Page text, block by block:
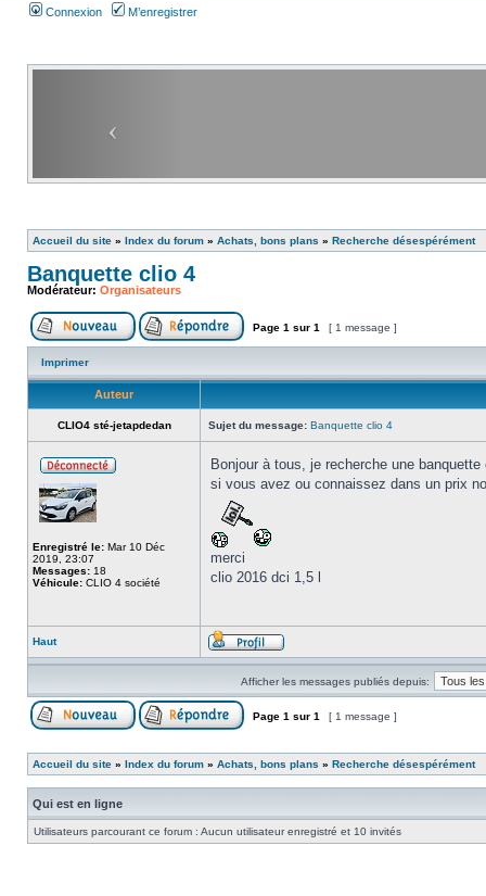
Connexion M’enregistrer
Accueil du site » Index du forum » Achats, bons plans » Recherche désespérément
Banquette clio 4
Modérateur: Organisateurs
Page 1 sur 1 [ 1 message ]
Imprimer
Auteur
CLIO4 sté-jetapdedan Sujet du message: Banquette clio 4
Enregistré le: Mar 10 Déc
2019, 23:07
Messages: 18
Véhicule: CLIO 4 société
Bonjour à tous, je recherche une
si vous avez ou connaissez dans un prix
merci
clio 2016 dci 1,5 l
Haut
Afficher les messages publiés depuis:
Page 1 sur 1 [ 1 message ]
Accueil du site » Index du forum » Achats, bons plans » Recherche désespérément
Qui est en ligne
Utilisateurs parcourant ce forum : Aucun utilisateur enregistré et 10 invités